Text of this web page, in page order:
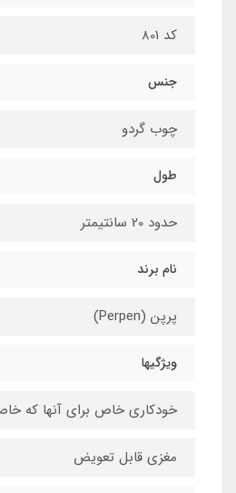
کد 801
جنس
چوب گردو
طول
حدود 20 سانتیمتر
نام برند
پرپن (Perpen)
ویژگیها
خودکاری خاص برای آنها که
مغزی قابل تعویض